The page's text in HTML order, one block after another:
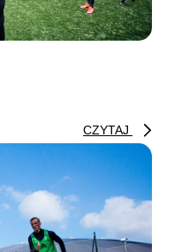
CZYTAJ